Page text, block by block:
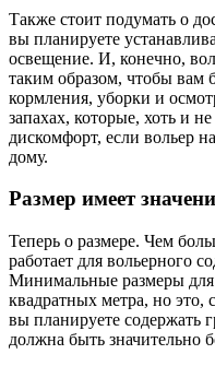
Также стоит подумать о
вы планируете
освещение. И, конечно,
таким образом, чтобы вам
кормления, уборки и
запахах, которые, хоть и
дискомфорт, если вольер
дому.
Размер имеет
Теперь о размере. Чем
работает для вольерного
Минимальные размеры для
квадратных метра, но
вы планируете содержать
должна быть значительно